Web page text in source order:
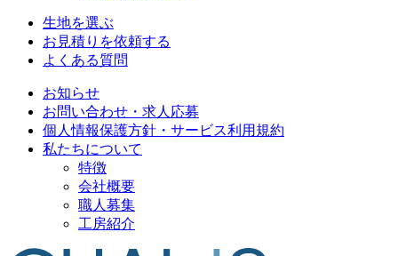
生地を選ぶ
お見積りを依頼する
よくある質問
お知らせ
お問い合わせ・求人応募
個人情報保護方針・サービス利用規約
私たちについて
特徴
会社概要
職人募集
工房紹介